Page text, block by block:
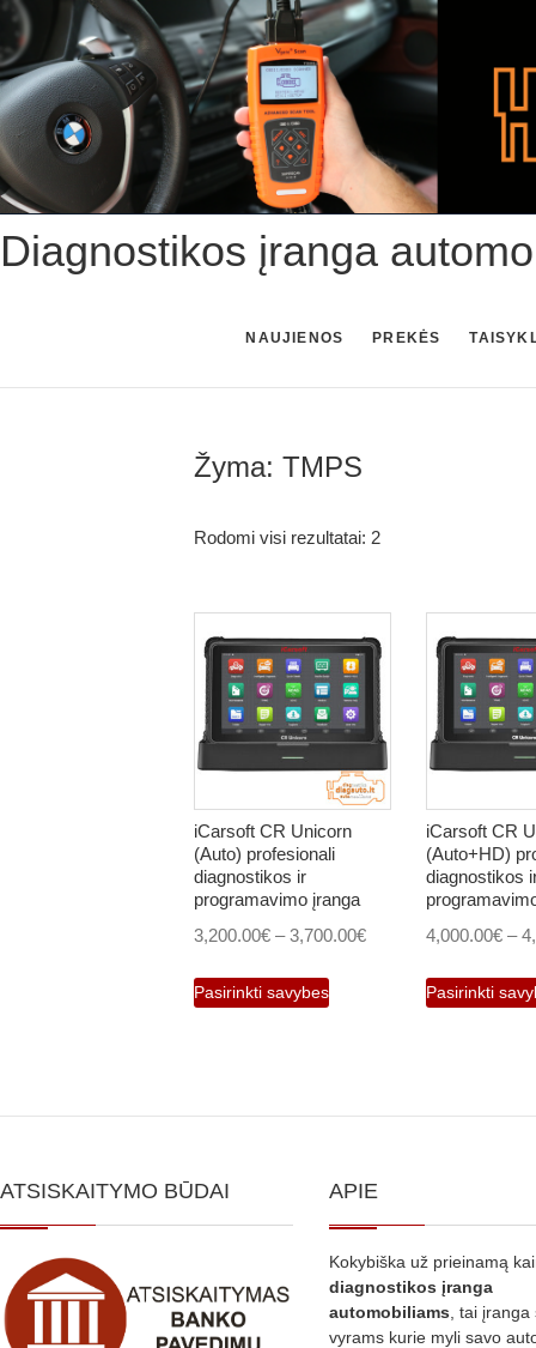
Skip
to
content
Diagnostikos įranga
NAUJIENOS PREKĖS
Žyma: TMPS
Rodomi visi rezultatai: 2
iCarsoft CR Unicorn
(Auto) profesionali
diagnostikos ir
programavimo įranga
3,200.00€ – 3,700.00€Price
3,200.00€
Pasirinkti savybes
This
product
may
be
chosen
on
the
iCarsoft CR
(Auto+HD)
diagnostikos
4,000.00€ –
Pasirinkti
ATSISKAITYMO BŪDAI APIE
Kokybiška už prieinamą
diagnostikos įranga
automobiliams , tai
vyrams kurie myli savo